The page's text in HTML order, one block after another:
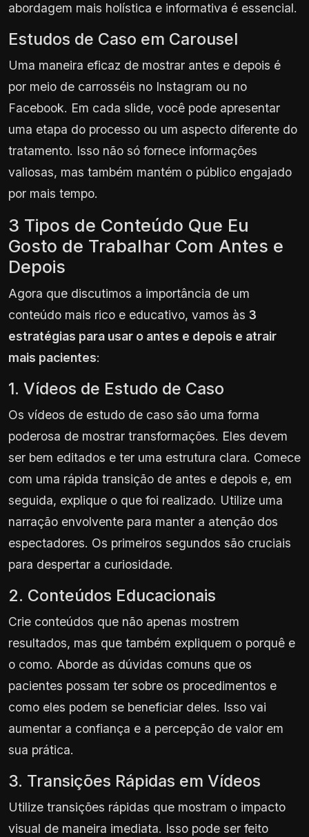
abordagem mais holística e informativa é essencial.
Estudos de Caso em Carousel
Uma maneira eficaz de mostrar antes e depois é
por meio de carrosséis no Instagram ou no
Facebook. Em cada slide, você pode apresentar
uma etapa do processo ou um aspecto diferente do
tratamento. Isso não só fornece informações
valiosas, mas também mantém o público engajado
por mais tempo.
3 Tipos de Conteúdo Que Eu
Gosto de Trabalhar Com Antes e
Depois
Agora que discutimos a importância de um
conteúdo mais rico e educativo, vamos às 3
estratégias para usar o antes e depois e atrair
mais pacientes:
1. Vídeos de Estudo de Caso
Os vídeos de estudo de caso são uma forma
poderosa de mostrar transformações. Eles devem
ser bem editados e ter uma estrutura clara. Comece
com uma rápida transição de antes e depois e, em
seguida, explique o que foi realizado. Utilize uma
narração envolvente para manter a atenção dos
espectadores. Os primeiros segundos são cruciais
para despertar a curiosidade.
2. Conteúdos Educacionais
Crie conteúdos que não apenas mostrem
resultados, mas que também expliquem o porquê e
o como. Aborde as dúvidas comuns que os
pacientes possam ter sobre os procedimentos e
como eles podem se beneficiar deles. Isso vai
aumentar a confiança e a percepção de valor em
sua prática.
3. Transições Rápidas em Vídeos
Utilize transições rápidas que mostram o impacto
visual de maneira imediata. Isso pode ser feito